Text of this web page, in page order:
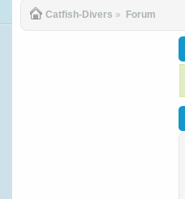
Catfish-Divers » Forum